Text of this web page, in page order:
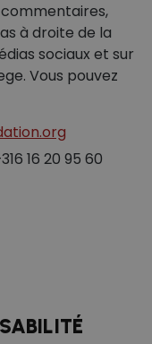
commentaires,
à droite de la
sociaux et sur
Vous pouvez
16 20 95 60